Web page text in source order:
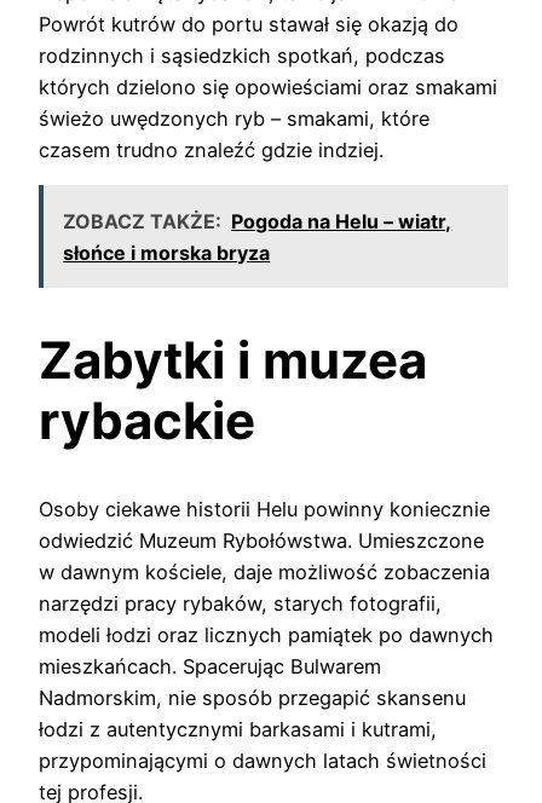
Powrót kutrów do portu stawał się okazją do
rodzinnych i sąsiedzkich spotkań, podczas
których dzielono się opowieściami oraz smakami
świeżo uwędzonych ryb – smakami, które
czasem trudno znaleźć gdzie indziej.
ZOBACZ TAKŻE: Pogoda na Helu – wiatr,
słońce i morska bryza
Zabytki i muzea
rybackie
Osoby ciekawe historii Helu powinny koniecznie
odwiedzić Muzeum Rybołówstwa. Umieszczone
w dawnym kościele, daje możliwość zobaczenia
narzędzi pracy rybaków, starych fotografii,
modeli łodzi oraz licznych pamiątek po dawnych
mieszkańcach. Spacerując Bulwarem
Nadmorskim, nie sposób przegapić skansenu
łodzi z autentycznymi barkasami i kutrami,
przypominającymi o dawnych latach świetności
tej profesji.